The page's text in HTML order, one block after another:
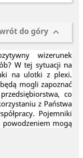
do góry 
wizerunek
W tej sytuacji na
na ulotki z plexi.
mogli zapoznać
co
z Państwa
Pojemniki
mogą